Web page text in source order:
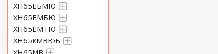
ХН65ВБМЮ
ХН65ВМБЮ
ХН65ВМТЮ
ХН65КМВЮБ